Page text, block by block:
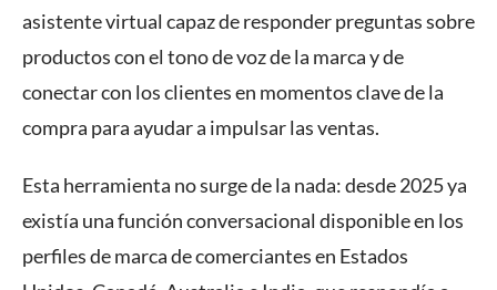
asistente virtual capaz de responder preguntas sobre
productos con el tono de voz de la marca y de
conectar con los clientes en momentos clave de la
compra para ayudar a impulsar las ventas.
Esta herramienta no surge de la nada: desde 2025 ya
existía una función conversacional disponible en los
perfiles de marca de comerciantes en Estados